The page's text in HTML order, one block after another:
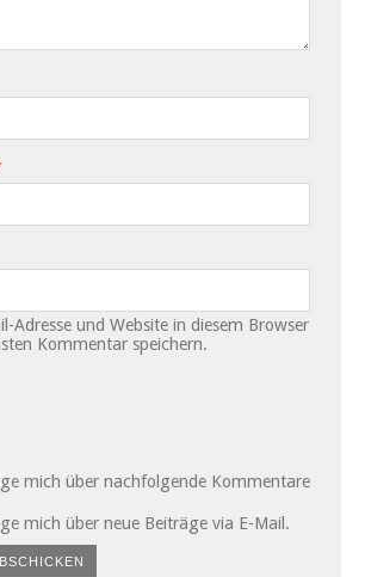
Adresse und Website in diesem Browser
Kommentar speichern.
mich über nachfolgende Kommentare
mich über neue Beiträge via E-Mail.